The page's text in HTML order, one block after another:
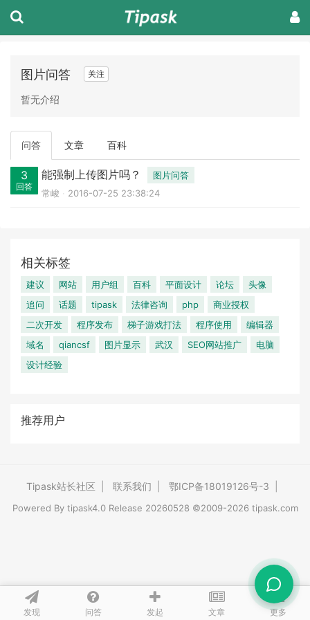
发现 问答 发起 文章 更多
图片问答 关注
暂无介绍
问答 文章 百科
3
回答
能强制上传图片吗？
图片问答
常峻
2016-07-25 23:38:24
相关标签
建议 网站 用户组 百科 平面设计 论坛
头像
追问
话题 tipask 法律咨询 php
商业授权
二次开发
程序发布 梯子游戏打法 程序使用
编辑器
域名
qiancsf 图片显示 武汉 SEO网站推广
电脑
设计经验
推荐用户
Tipask站长社区 联系我们 鄂ICP备18019126号-3
Powered By tipask4.0Release 20260528 ©2009-2026 tipask.com